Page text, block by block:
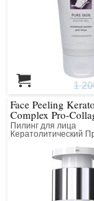
1
Face Peeling
Complex Pro-
Пилинг для лица
Кератолитический